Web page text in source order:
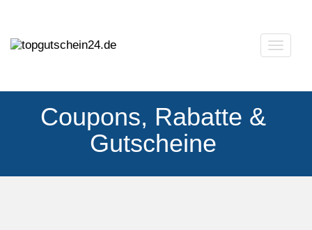
Coupons, Rabatte &
Gutscheine